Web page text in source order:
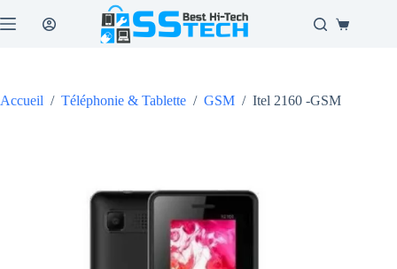
au
Panier
Accueil / Téléphonie & Tablette / GSM / Itel 2160 -GSM